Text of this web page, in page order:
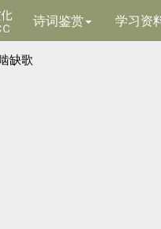
诗词鉴赏 学习资
缺歌